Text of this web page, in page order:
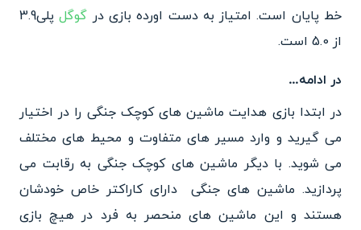
خط پایان است. امتیاز به دست اورده بازی در گوگل
پلی3.9
از 5.0 است.
در ادامه…
در ابتدا بازی هدایت ماشین های کوچک جنگی را در اختیار
می گیرید و وارد مسیر های متفاوت و محیط های مختلف
می شوید. با دیگر ماشین های کوچک جنگی به رقابت می
پردازید. ماشین های جنگی دارای کاراکتر خاص خودشان
هستند و این ماشین های منحصر به فرد در هیچ بازی